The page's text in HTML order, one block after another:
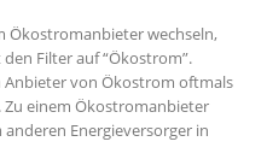
Ökostromanbieter wechseln,
Filter auf “Ökostrom”.
Anbieter von Ökostrom oftmals
Zu einem Ökostromanbieter
anderen Energieversorger in